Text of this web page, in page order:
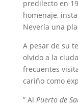
predilecto en
homenaje,
Nevería una
A pesar de su
olvido a la
frecuentes
cariño como
” Al Puerto de